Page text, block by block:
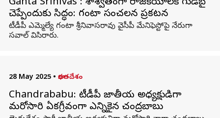
Ganta Srinivas : శాశ్వతంగా రాజకీయాలకి గుడ్‌బై
చెప్పేందుకు సిద్ధం: గంటా సంచలన ప్రకటన
టీడీపీ ఎమ్మెల్యే గంటా శ్రీనివాసరావు వైసీపీ మేనిఫెస్టోపై నేరుగా
సవాల్ విసిరారు.
28 May 2025 • భారతదేశం
Chandrababu: టీడీపీ జాతీయ అధ్యక్షుడిగా
మరోసారి ఏకగ్రీవంగా ఎన్నికైన చంద్రబాబు